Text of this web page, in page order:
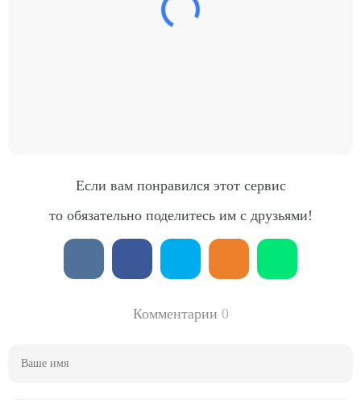
Если вам понравился этот сервис
то обязательно поделитесь им с друзьями!
Комментарии 0